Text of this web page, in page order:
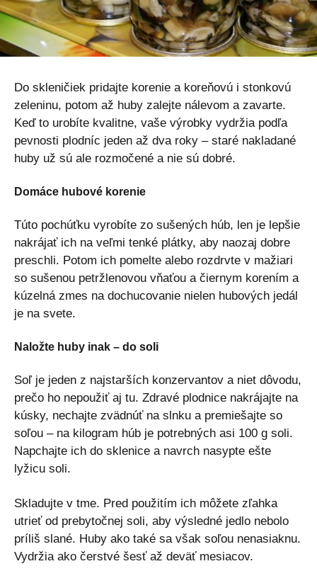
Do skleničiek pridajte korenie a koreňovú i stonkovú
zeleninu, potom až huby zalejte nálevom a zavarte.
Keď to urobíte kvalitne, vaše výrobky vydržia podľa
pevnosti plodníc jeden až dva roky – staré nakladané
huby už sú ale rozmočené a nie sú dobré.
Domáce hubové korenie
Túto pochúťku vyrobíte zo sušených húb, len je lepšie
nakrájať ich na veľmi tenké plátky, aby naozaj dobre
preschli. Potom ich pomelte alebo rozdrvte v mažiari
so sušenou petržlenovou vňaťou a čiernym korením a
kúzelná zmes na dochucovanie nielen hubových jedál
je na svete.
Naložte huby inak – do soli
Soľ je jeden z najstarších konzervantov a niet dôvodu,
prečo ho nepoužiť aj tu. Zdravé plodnice nakrájajte na
kúsky, nechajte zvädnúť na slnku a premiešajte so
soľou – na kilogram húb je potrebných asi 100 g soli.
Napchajte ich do sklenice a navrch nasypte ešte
lyžicu soli.
Skladujte v tme. Pred použitím ich môžete zľahka
utrieť od prebytočnej soli, aby výsledné jedlo nebolo
príliš slané. Huby ako také sa však soľou nenasiaknu.
Vydržia ako čerstvé šesť až deväť mesiacov.